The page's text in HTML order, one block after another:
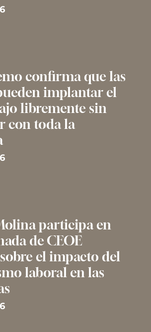
confirma que las
implantar el
libremente sin
con toda la
participa en
de CEOE
el impacto del
laboral en las